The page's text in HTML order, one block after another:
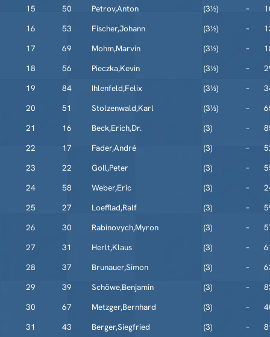
15
50 Petrov,Anton (3½) –
16
53 Fischer,Johann (3½) –
17
69 Mohm,Marvin (3½) –
18
56 Pieczka,Kevin (3½) –
19
84 Ihlenfeld,Felix (3½) –
20
51 Stolzenwald,Karl (3½) –
21
16 Beck,Erich,Dr. (3) –
22
17 Fader,André (3) –
23
22 Goll,Peter (3) –
24
58 Weber,Eric (3) –
25
27 Loefflad,Ralf (3) –
26
30 Rabinovych,Myron (3) –
27
31 Herlt,Klaus (3) –
28
37 Brunauer,Simon (3) –
29
39 Schöwe,Benjamin (3) –
30
67 Metzger,Bernhard (3) –
31
43 Berger,Siegfried (3) –